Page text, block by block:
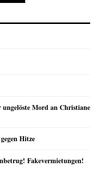
ungelöste Mord an Christiane
Hitze
Fakevermietungen!